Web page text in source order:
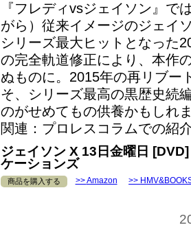
『フレディvsジェイソン』で
がら）従来イメージのジェイ
シリーズ最大ヒットとなった
の完全軌道修正により、本作
ぬものに。2015年の再リブー
そ、シリーズ最高の黒歴史続
のがせめてもの供養かもしれ
関連：プロレスコラムでの紹
ジェイソン X 13日金曜日
ケーションズ
商品を購入する Amazon